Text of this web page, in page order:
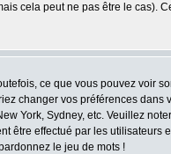
cela peut ne pas être le cas).
ce que vous pouvez voir
changer vos préférences
York, Sydney, etc. Veuillez
être effectué par les utilisateurs
le jeu de mots !